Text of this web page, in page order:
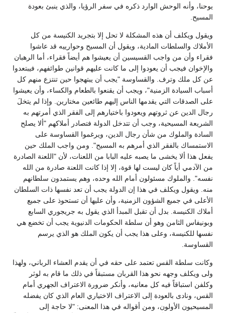
يوحنا، وأنه الوحش الوارد ذكره في سفر الرؤيا، والذي ينبئ بعودة
المسيح.
ويقول ويكلف أن هذه المشكلة لا تحل إلا بتجريد الكنيسة من كل
الأملاك والسلطات المادية، ويقول أن المسيح وحوارييه قد عاشوا
فقراء وأن من واجب القسيسين أن يعيشوا هم أيضاً فقراء، أما الرهبان
والإخوان فيجب أن يعودوا إلى ما كانت عليهم قوانين طوائفهم، فيبتعدوا
عن كل ملك وترف. والقساوسة "يجب أن يبتهجوا حين تنتزع منهم كل
أسباب السيادة الزمنية"، ويجب أن يقنعوا بالطعام والكساء، وأن يعيشوا
على الصدقات التي يقدمها الناس إليهم طائعين مختارين. وإذا لم يتخلَ
رجال الدين عن ثروتهم ويعودوا باختيارهم إلى الفقر الذي أمرتهم به
الشريعة المسيحية، وجب أن تتدخل الدولة فتصادر أملاكهم "ألا يصلح
السادة والملوك من شأن رجال الدين، ويرغموا القساوسة على
الاستمساك بالفقر الذي أمرهم به المسيح". ومن واجب الملك حين
يفعل هذا ألا يخشى ما يصبه عليه البابا من اللعنات، لأن "اللعنة الصادرة
من الآدمي أياً كان ليست لها قوة، إلا إذا كانت اللعنة صادرة من الله
نفسه". والملوك مسئولون أمام الله وحده، وهم يستمدون سلطانهم
منه. ويقول ويكلف في هذا إن الدولة يجب أن تعد نفسها ذات السلطان
الأعلى في جميع الشؤون الزمنية، وأن عليها أن تستحوذ على جميع
أملاك الكنيسة. بدل أن تقبل المبدأ الذي يقول به جريجوري السابع
وبونيفاس الثامن وهو أن سلطة الحكومات الدنيوية يجب أن تخضع هي
نفسها للكنيسة، وعلى هذا يجب أن يكون الملك هو الذي يرسم
القساوسة.
وكانت سلطة القس تعتمد على حقه في أن يقدم العشاء الرباني، ولهذا
ولى ويكلف وجهه نحو هذا القربان مستبقاً في ذلك ما قام به لوثر
وكلفن استباقاً فيه كل معانيه، وأنكر ضرورة الاعتراف الجهري أمام
القس، ونادى بالعودة إلى الاعتراف الاختياري العام الذي كان يفضله
المسيحيون الأولون، ومن أقواله في هذا المعنى: "لا حاجة إلى